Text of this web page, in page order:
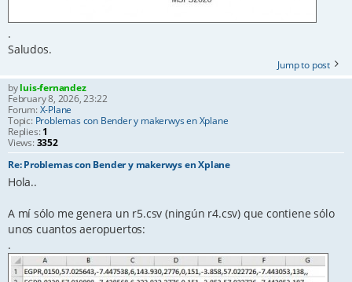
.
Saludos.
Jump to post
byluis-fernandez
February 8, 2026, 23:22
Forum:X-Plane
Topic: Problemas con Bender y makerwys en Xplane
Replies:1
Views:3352
Re: Problemas con Bender y makerwys en Xplane
Hola..
A mí sólo me genera un r5.csv (ningún r4.csv) que contiene sólo
unos cuantos aeropuertos:
.